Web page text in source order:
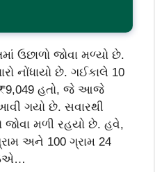
ઉછાળો જોવા મળ્યો છે.
નોંધાયો છે. ગઈકાલે 10
₹9,049 હતો, જે આજે
ગયો છે. સવારથી
જોવા મળી રહયો છે. હવે,
અને 100 ગ્રામ 24